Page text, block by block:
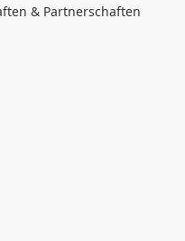
& Partnerschaften